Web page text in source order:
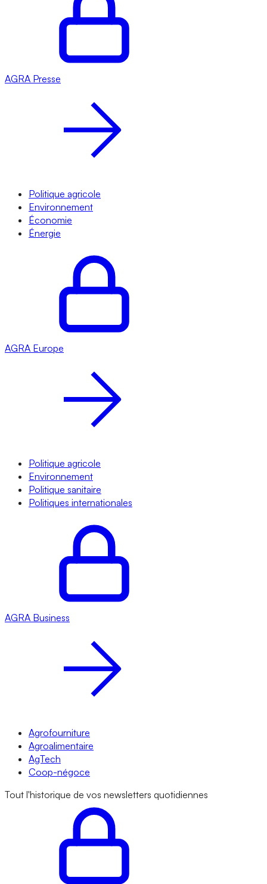
AGRA Presse
Politique agricole
Environnement
Économie
Énergie
AGRA Europe
Politique agricole
Environnement
Politique sanitaire
Politiques internationales
AGRA Business
Agrofourniture
Agroalimentaire
AgTech
Coop-négoce
Tout l'historique de vos newsletters quotidiennes